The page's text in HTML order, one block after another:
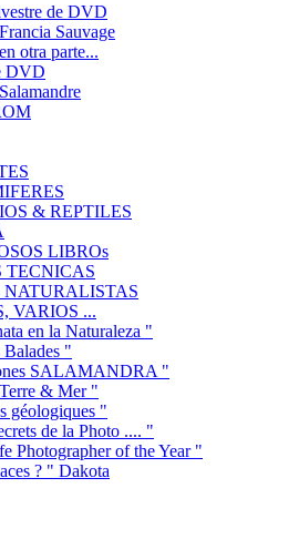
de DVD
Sauvage
otra parte...
DVD
& REPTILES
LIBROs
TECNICAS
NATURALISTAS
VARIOS ...
en la Naturaleza "
"
SALAMANDRA "
& Mer "
géologiques "
de la Photo .... "
Photographer of the Year "
? " Dakota